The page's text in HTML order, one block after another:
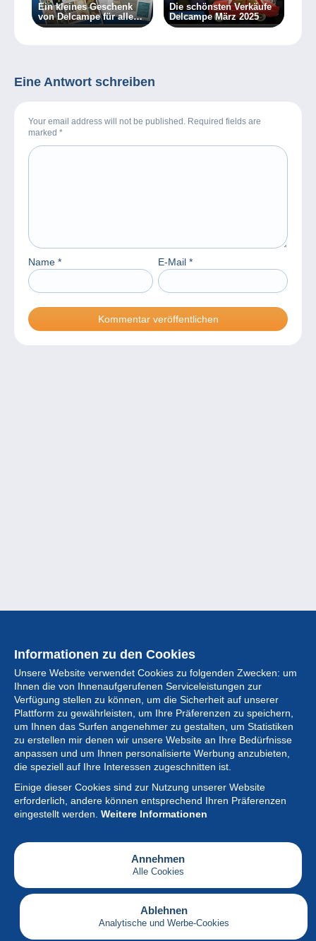
Ein kleines Geschenk
von Delcampe für alle
Sammler
Die schönsten Verkäufe
Delcampe März 2025
Eine Antwort schreiben
Your email address will not be published. Required fields are
marked *
Name * E-Mail *
Informationen zu den Cookies
Unsere Website verwendet Cookies zu folgenden Zwecken: um
Ihnen die von Ihnenaufgerufenen Serviceleistungen zur
Verfügung stellen zu können, um die Sicherheit auf unserer
Plattform zu gewährleisten, um Ihre Präferenzen zu speichern,
um Ihnen das Surfen angenehmer zu gestalten, um Statistiken
zu erstellen mir denen wir unsere Website an Ihre Bedürfnisse
anpassen und um Ihnen personalisierte Werbung anzubieten,
die speziell auf Ihre Interessen zugeschnitten ist.
Einige dieser Cookies sind zur Nutzung unserer Website
erforderlich, andere können entsprechend Ihren Präferenzen
eingestellt werden. Weitere Informationen
Annehmen
Alle Cookies
Ablehnen
Analytische und Werbe-Cookies
Sammlung
Neuigkeiten
Artikel
Gesellschaft
Serviceleistungen
Schreiben